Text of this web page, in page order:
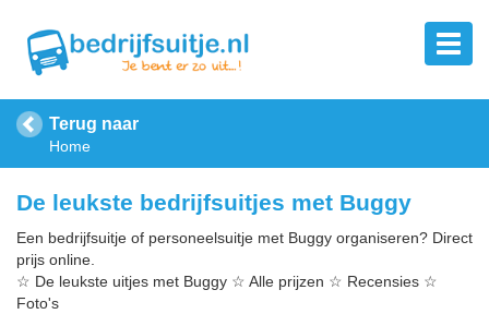
Terug naar
Home
De leukste bedrijfsuitjes met Buggy
Een bedrijfsuitje of personeelsuitje met Buggy organiseren? Direct
prijs online.
☆ De leukste uitjes met Buggy ☆ Alle prijzen ☆ Recensies ☆
Foto's